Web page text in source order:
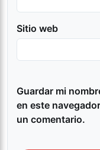
Sitio web
Guardar mi
en este
un comentario.